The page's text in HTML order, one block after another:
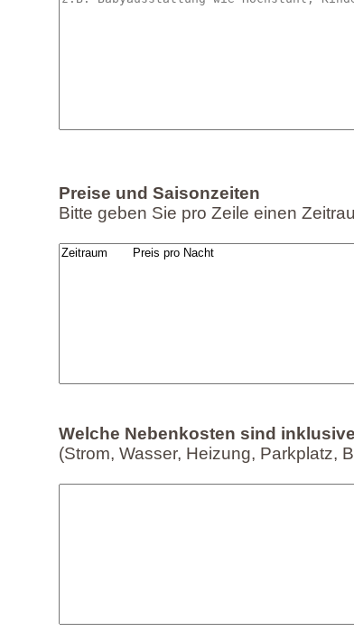
Preise und Saisonzeiten
Bitte geben Sie pro Zeile einen
Welche Nebenkosten sind
(Strom, Wasser, Heizung, Parkplatz,